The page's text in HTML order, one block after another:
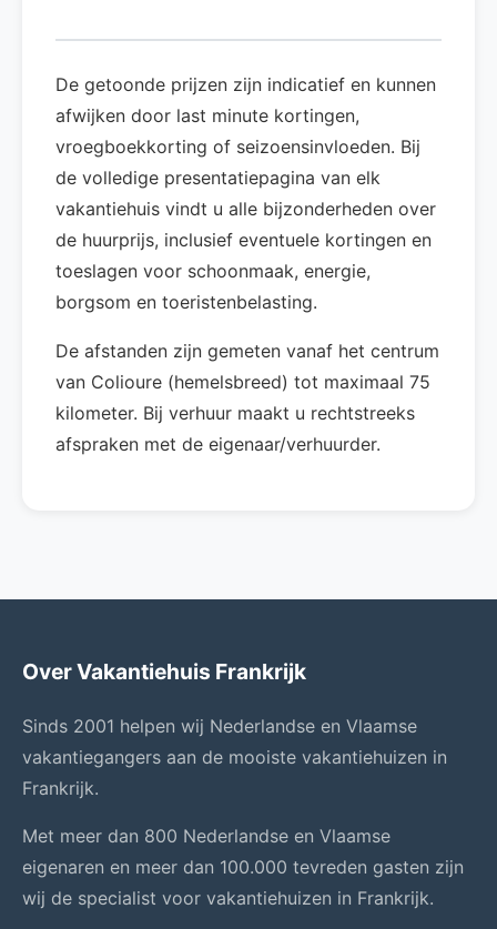
De getoonde prijzen zijn indicatief en kunnen
afwijken door last minute kortingen,
vroegboekkorting of seizoensinvloeden. Bij
de volledige presentatiepagina van elk
vakantiehuis vindt u alle bijzonderheden over
de huurprijs, inclusief eventuele kortingen en
toeslagen voor schoonmaak, energie,
borgsom en toeristenbelasting.
De afstanden zijn gemeten vanaf het centrum
van Colioure (hemelsbreed) tot maximaal 75
kilometer. Bij verhuur maakt u rechtstreeks
afspraken met de eigenaar/verhuurder.
Over Vakantiehuis Frankrijk
Sinds 2001 helpen wij Nederlandse en Vlaamse
vakantiegangers aan de mooiste vakantiehuizen in
Frankrijk.
Met meer dan 800 Nederlandse en Vlaamse
eigenaren en meer dan 100.000 tevreden gasten zijn
wij de specialist voor vakantiehuizen in Frankrijk.